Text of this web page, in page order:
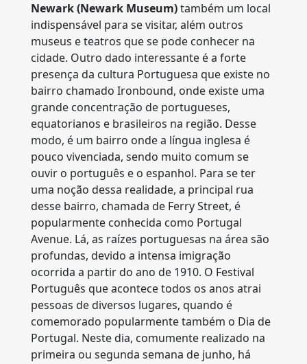
Newark (Newark Museum)também um local
indispensável para se visitar, além outros
museus e teatros que se pode conhecer na
cidade. Outro dado interessante é a forte
presença da cultura Portuguesa que existe no
bairro chamado Ironbound, onde existe uma
grande concentração de portugueses,
equatorianos e brasileiros na região. Desse
modo, é um bairro onde a língua inglesa é
pouco vivenciada, sendo muito comum se
ouvir o português e o espanhol. Para se ter
uma noção dessa realidade, a principal rua
desse bairro, chamada de Ferry Street, é
popularmente conhecida como Portugal
Avenue. Lá, as raízes portuguesas na área são
profundas, devido a intensa imigração
ocorrida a partir do ano de 1910. O Festival
Português que acontece todos os anos atrai
pessoas de diversos lugares, quando é
comemorado popularmente também o Dia de
Portugal. Neste dia, comumente realizado na
primeira ou segunda semana de junho, há